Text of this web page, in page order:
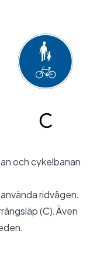
och cykelbanan
ridvägen.
(C). Även